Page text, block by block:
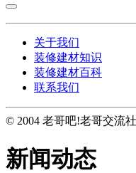
关于我们
装修建材知识
装修建材百科
联系我们
© 2004 老哥吧!老哥交流
新闻动态